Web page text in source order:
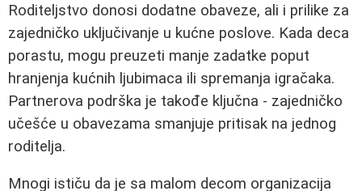
Roditeljstvo donosi dodatne obaveze, ali i prilike za
zajedničko uključivanje u kućne poslove. Kada deca
porastu, mogu preuzeti manje zadatke poput
hranjenja kućnih ljubimaca ili spremanja igračaka.
Partnerova podrška je takođe ključna - zajedničko
učešće u obavezama smanjuje pritisak na jednog
roditelja.
Mnogi ističu da je sa malom decom organizacija